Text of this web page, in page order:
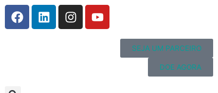
SEJA UM PARCEIRO
DOE AGORA